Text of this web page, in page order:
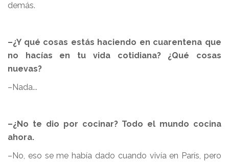
demás.
–¿Y qué cosas estás haciendo en cuarentena que
no hacías en tu vida cotidiana? ¿Qué cosas
nuevas?
–Nada...
–¿No te dio por cocinar? Todo el mundo cocina
ahora.
–No, eso se me había dado cuando vivía en París, pero